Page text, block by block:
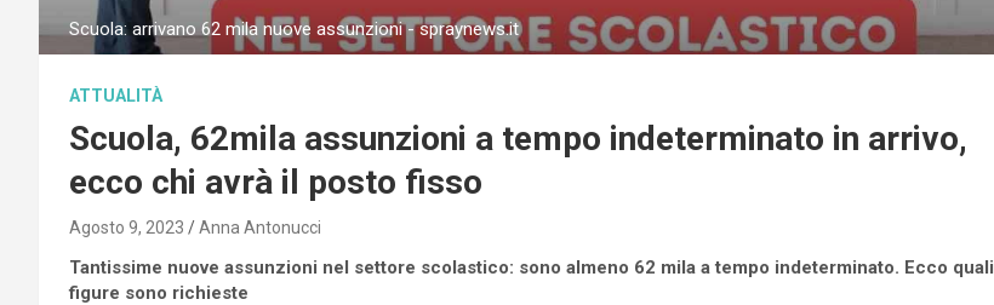
Scuola: arrivano 62 mila nuove assunzioni - spraynews.it
ATTUALITÀ
Scuola, 62mila assunzioni a tempo indeterminato in arrivo,
ecco chi avrà il posto fisso
Agosto 9, 2023 Anna Antonucci
Tantissime nuove assunzioni nel settore scolastico: sono almeno 62 mila a tempo indeterminato. Ecco quali
figure sono richieste